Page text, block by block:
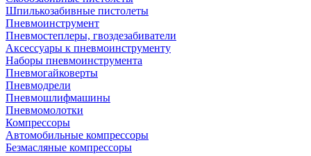
Шпилькозабивные пистолеты
Пневмоинструмент
Пневмостеплеры, гвоздезабиватели
Аксессуары к пневмоинструменту
Наборы пневмоинструмента
Пневмогайковерты
Пневмодрели
Пневмошлифмашины
Пневмомолотки
Компрессоры
Автомобильные компрессоры
Безмасляные компрессоры